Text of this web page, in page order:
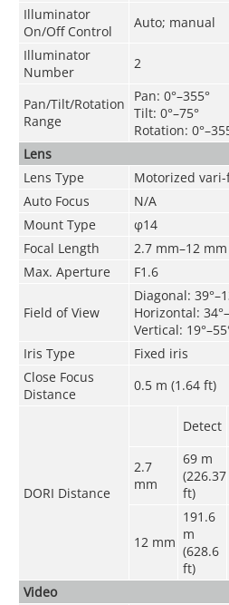
Illuminator
On/Off Control
Auto; manual
Illuminator
Number
2
Pan/Tilt/Rotation
Range
Pan: 0°–355°
Tilt: 0°–75°
Rotation:
Lens
Lens Type
Motorized vari-
Auto Focus
N/A
Mount Type
φ14
Focal Length
2.7 mm–12 mm
Max. Aperture
F1.6
Field of View
Diagonal:
Horizontal:
Vertical:
Iris Type
Fixed iris
Close Focus
Distance
0.5 m (1.64 ft)
DORI Distance
Detect
2.7
mm
69 m
(226.37
ft)
12 mm
191.6
m
(628.6
ft)
Video